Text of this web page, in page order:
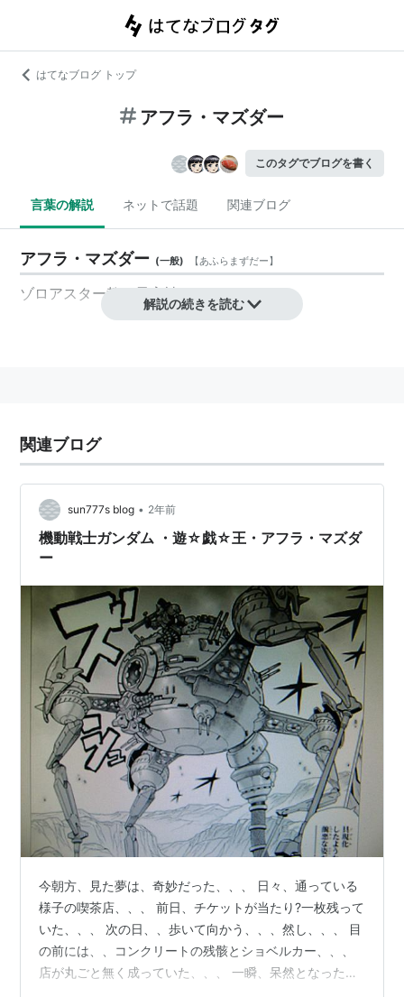
はてなブログ トップ
アフラ・マズダー
このタグでブログを書く
言葉の解説 ネットで話題 関連ブログ
アフラ・マズダー (一般) 【あふらまずだー】
ゾロアスター教の最高神。
解説の続きを読む
関連ブログ
sun777s blog • 2年前
機動戦士ガンダム ・遊☆戯☆王・アフラ・マズダ
ー
今朝方、見た夢は、奇妙だった、、、 日々、通っている
様子の喫茶店、、、 前日、チケットが当たり?一枚残って
いた、、、 次の日、、歩いて向かう、、、然し、、、 目
の前には、、コンクリートの残骸とショベルカー、、、
店が丸ごと無く成っていた、、、 一瞬、呆然となった